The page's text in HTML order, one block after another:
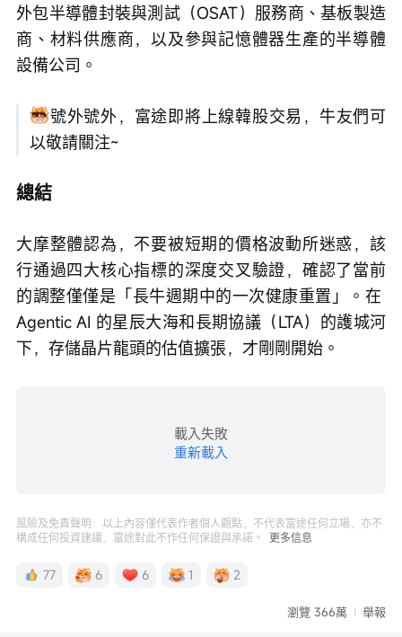
外包半導體封裝與測試（OSAT）服務商、基板製造
商、材料供應商，以及參與記憶體器生產的半導體
設備公司。
號外號外，富途即將上線韓股交易，牛友們可
以敬請關注~
總結
大摩整體認為，不要被短期的價格波動所迷惑，該
行通過四大核心指標的深度交叉驗證，確認了當前
的調整僅僅是「長牛週期中的一次健康重置」。在
Agentic AI 的星辰大海和長期協議（LTA）的護城河
下，存儲晶片龍頭的估值擴張，才剛剛開始。
載入失敗
重新載入
風險及免責聲明：以上內容僅代表作者個人觀點，不代表富途任何立場，亦不
構成任何投資建議，富途對此不作任何保證與承諾。
更多信息
77 6 6 1 2
瀏覽 366萬 舉報